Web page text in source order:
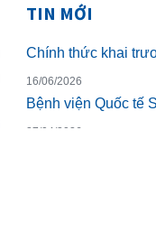
TIN MỚI
16/06/2026
27/04/2026